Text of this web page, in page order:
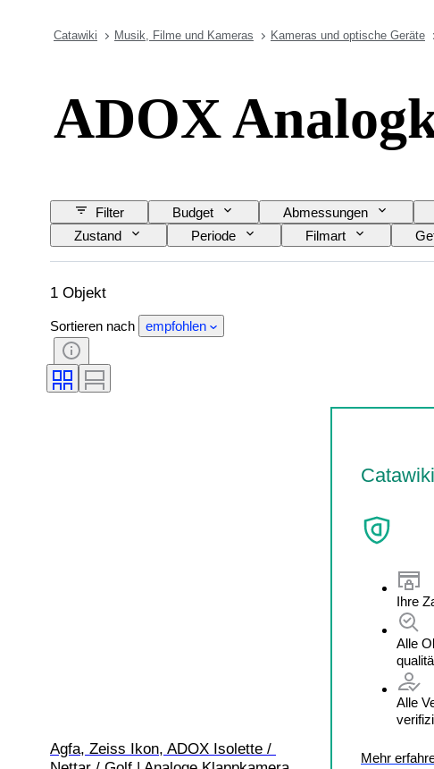
Catawiki Musik, Filme und Kameras Kameras und optische Geräte
ADOX
Filter Budget Abmessungen
Zustand
Periode Filmart
1 Objekt
Sortieren nach empfohlen
Agfa, Zeiss Ikon, ADOX Isolette /
Ihre
Alle
Alle
Mehr